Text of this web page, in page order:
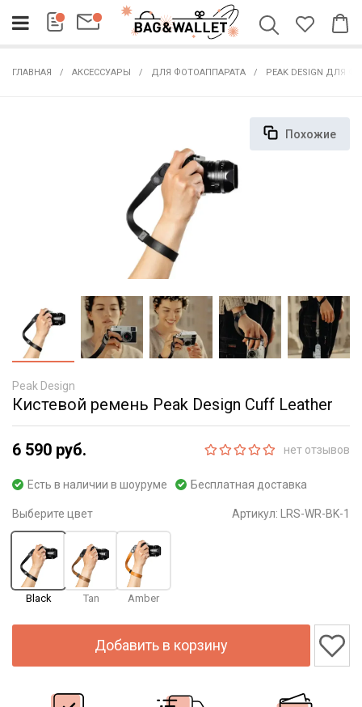
ГЛАВНАЯ АКСЕССУАРЫ ДЛЯ ФОТОАППАРАТА PEAK DESIGN ДЛЯ
Похожие
Peak Design
Кистевой ремень Peak Design Cuff Leather
6 590 руб. нет отзывов
Есть в наличии в шоуруме Бесплатная доставка
Выберите цвет Артикул: LRS-WR-BK-1
Black Tan Amber
Добавить в корзину